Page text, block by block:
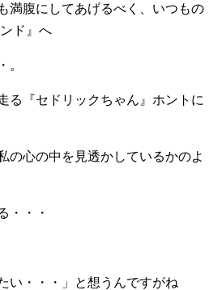
満腹にしてあげるべく、いつもの
ド』へ
。
る『セドリックちゃん』ホントに
の心の中を見透かしているかのよ
・・・
い・・・」と想うんですがね